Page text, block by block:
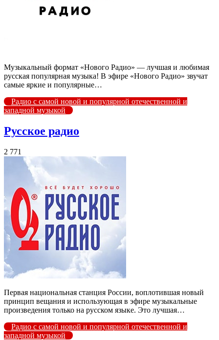
Музыкальный формат «Нового Радио» — лучшая и любимая
русская популярная музыка! В эфире «Нового Радио» звучат
самые яркие и популярные…
Радио с самой новой и популярной отечественной и
западной музыкой
Русское радио
2 771
Первая национальная станция России, воплотившая новый
принцип вещания и использующая в эфире музыкальные
произведения только на русском языке. Это лучшая…
Радио с самой новой и популярной отечественной и
западной музыкой